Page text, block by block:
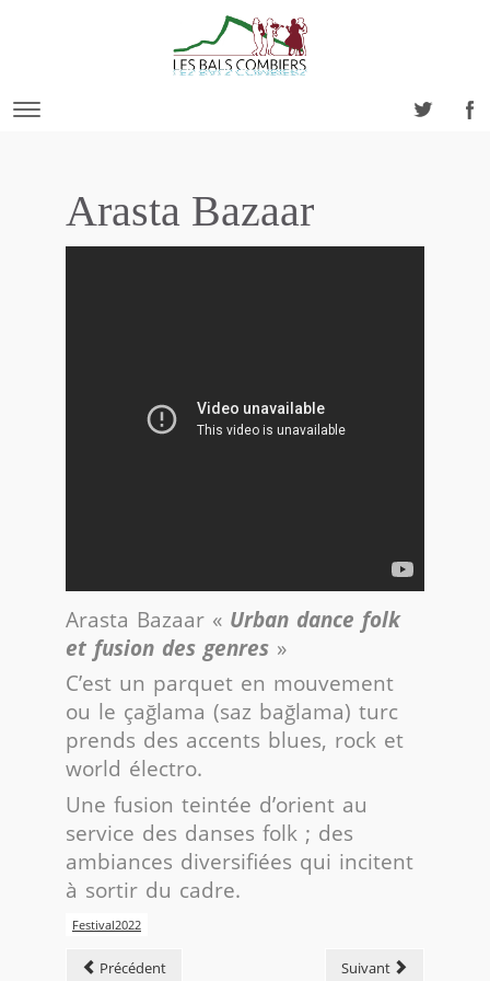
Arasta Bazaar
Arasta Bazaar « Urban dance folk
et fusion des genres »
C’est un parquet en mouvement
ou le çağlama (saz bağlama) turc
prends des accents blues, rock et
world électro.
Une fusion teintée d’orient au
service des danses folk ; des
ambiances diversifiées qui incitent
à sortir du cadre.
Festival2022
Précédent Suivant